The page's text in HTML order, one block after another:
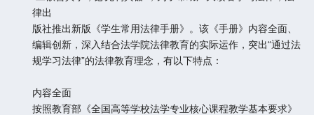
律出
版社推出新版《学生常用法律手册》。该《手册》内容全面、
编辑创新，深入结合法学院法律教育的实际运作，突出“通过法
规学习法律”的法律教育理念，有以下特点：
内容全面
按照教育部《全国高等学校法学专业核心课程教学基本要求》